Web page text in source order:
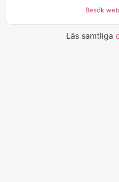
Besök
Läs samtliga